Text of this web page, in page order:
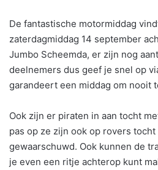
De fantastische motormiddag
zaterdagmiddag 14 september
Jumbo Scheemda, er zijn nog
deelnemers dus geef je snel op
garandeert een middag om nooit
Ook zijn er piraten in aan tocht
pas op ze zijn ook op rovers
gewaarschuwd. Ook kunnen de
je even een ritje achterop kunt